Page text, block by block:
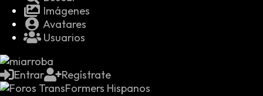
Imágenes
Avatares
Usuarios
Entrar Regístrate